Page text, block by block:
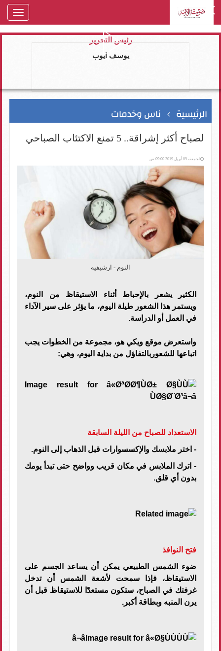
رئيس التحرير
يوسف ايوب
الرئيسية ناس وخدمات
لصباح أكثر إشراقة.. 5 تمنع الاكتئاب الصباحي
الجمعة، 05 أبريل 2019 09:00 ص
النوم - ارشيفيه
الكثير يشعر بالإحباط أثناء الاستيقاظ من النوم،
ويستمر هذا الشعور طيلة اليوم، ما يؤثر على سير الآداء
في العمل أو الدراسة.
واستعرض موقع ويكي هو، مجموعة من الخطوات يجب
اتباعها للشعوربالتفاؤل من بداية اليوم، وهي:
الاستعداد للصباح من الليلة السابقة
- اختر ملابسك والإكسسوارات قبل الذهاب إلى النوم.
- اترك الملابس في مكان قريب وواضح حتى تبدأ يومك
بدون أي قلق.
فتح النوافذ
ضوء الشمس الطبيعي يمكن أن يساعد الجسم على
الاستيقاظ، فإذا سمحت لأشعة الشمس أن تدخل
غرفتك في الصباح، ستكون مستعدًا للاستيقاظ قبل أن
يرن المنبه وبطاقة أكبر.